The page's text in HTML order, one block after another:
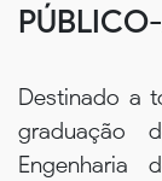
Destinado a
graduação
Engenharia